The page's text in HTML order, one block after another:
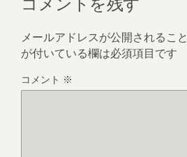
メールアドレスが公開されるこ
が付いている欄は必須項目です
コメント ※